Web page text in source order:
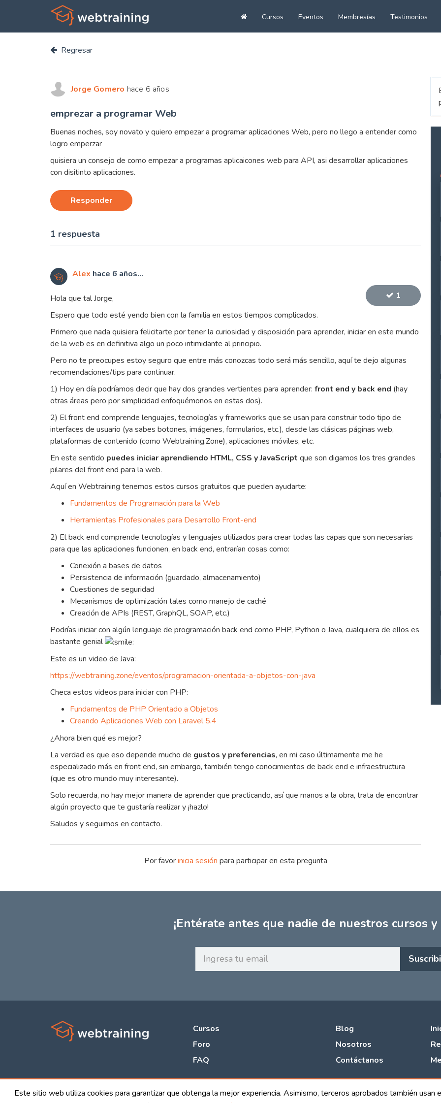
Este sitio web utiliza cookies para garantizar que obtenga la mejor experiencia. Asimismo, terceros aprobados también usan
Ir
Cursos Eventos Membresías Testimonios
Regresar
Jorge Gomero hace 6 años
emprezar a programar Web
Buenas noches, soy novato y quiero empezar a programar aplicaciones Web, pero no llego a entender como
logro emperzar
quisiera un consejo de como empezar a programas aplicaicones web para API, asi desarrollar aplicaciones
con disitinto aplicaciones.
Responder
1 respuesta
Alex hace 6 años...
1
Hola que tal Jorge,
Espero que todo esté yendo bien con la familia en estos tiempos complicados.
Primero que nada quisiera felicitarte por tener la curiosidad y disposición para aprender, iniciar en este mundo
de la web es en definitiva algo un poco intimidante al principio.
Pero no te preocupes estoy seguro que entre más conozcas todo será más sencillo, aquí te dejo algunas
recomendaciones/tips para continuar.
1) Hoy en día podríamos decir que hay dos grandes vertientes para aprender: front end y back end (hay
otras áreas pero por simplicidad enfoquémonos en estas dos).
2) El front end comprende lenguajes, tecnologías y frameworks que se usan para construir todo tipo de
interfaces de usuario (ya sabes botones, imágenes, formularios, etc.), desde las clásicas páginas web,
plataformas de contenido (como Webtraining.Zone), aplicaciones móviles, etc.
En este sentido puedes iniciar aprendiendo HTML, CSS y JavaScript que son digamos los tres grandes
pilares del front end para la web.
Aquí en Webtraining tenemos estos cursos gratuitos que pueden ayudarte:
Fundamentos de Programación para la Web
Herramientas Profesionales para Desarrollo Front-end
2) El back end comprende tecnologías y lenguajes utilizados para crear todas las capas que son necesarias
para que las aplicaciones funcionen, en back end, entrarían cosas como:
Conexión a bases de datos
Persistencia de información (guardado, almacenamiento)
Cuestiones de seguridad
Mecanismos de optimización tales como manejo de caché
Creación de APIs (REST, GraphQL, SOAP, etc.)
Podrías iniciar con algún lenguaje de programación back end como PHP, Python o Java, cualquiera de ellos es
bastante genial
Este es un video de Java:
https://webtraining.zone/eventos/programacion-orientada-a-objetos-con-java
Checa estos videos para iniciar con PHP:
Fundamentos de PHP Orientado a Objetos
Creando Aplicaciones Web con Laravel 5.4
¿Ahora bien qué es mejor?
La verdad es que eso depende mucho de gustos y preferencias, en mi caso últimamente me he
especializado más en front end, sin embargo, también tengo conocimientos de back end e infraestructura
(que es otro mundo muy interesante).
Solo recuerda, no hay mejor manera de aprender que practicando, así que manos a la obra, trata de encontrar
algún proyecto que te gustaría realizar y ¡hazlo!
Saludos y seguimos en contacto.
Por favorinicia sesión para participar en esta pregunta
¡Entérate antes que nadie de nuestros cursos
Cursos
Foro
FAQ
Blog
Nosotros
Contáctanos